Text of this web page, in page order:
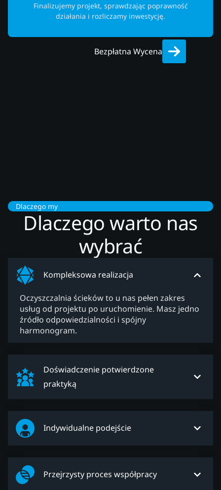
Finalizujemy projekt, sprawdzając poprawność
działania i rozliczamy inwestycję.
Bezpłatna Wycena
Dlaczego my
Dlaczego warto nas
wybrać
Kompleksowa realizacja
Oczyszczalnia ścieków to u nas pełen zakres
usług od projektu po uruchomienie. Masz jedno
źródło odpowiedzialności i spójny
harmonogram.
Doświadczenie potwierdzone
praktyką
Indywidualne podejście
Przejrzysty proces współpracy